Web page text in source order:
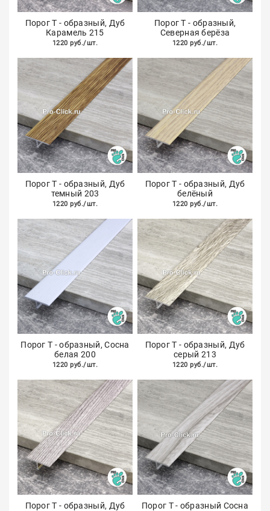
Порог Т - образный, Дуб
Карамель 215
1220 руб./шт.
Порог Т - образный,
Северная берёза
1220 руб./шт.
Порог Т - образный, Дуб
темный 203
1220 руб./шт.
Порог Т - образный, Дуб
белёный
1220 руб./шт.
Порог Т - образный, Сосна
белая 200
1220 руб./шт.
Порог Т - образный, Дуб
серый 213
1220 руб./шт.
Порог Т - образный, Дуб
Порог Т - образный Сосна